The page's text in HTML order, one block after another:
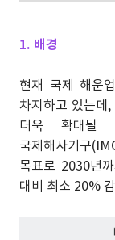
1. 배경
현재 국제 해운
차지하고 있는데
더욱 확대될
국제해사기구
목표로 2030년
대비 최소 20%